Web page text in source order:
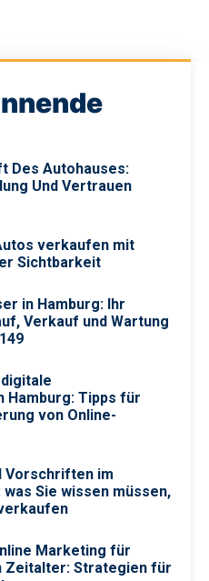
Des Autohauses:
Und Vertrauen
verkaufen mit
Sichtbarkeit
in Hamburg: Ihr
Verkauf und Wartung
Hamburg: Tipps für
von Online-
Vorschriften im
Sie wissen müssen,
Marketing für
Zeitalter: Strategien für